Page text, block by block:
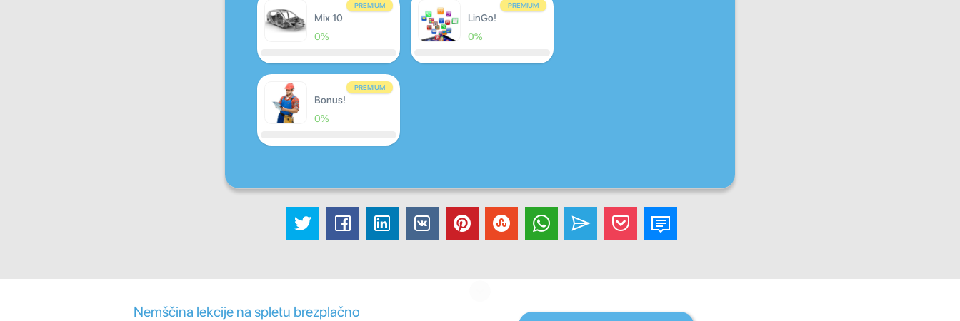
PREMIUM
Mix 10
0%
PREMIUM
LinGo!
0%
PREMIUM
Bonus!
0%
Nemščina lekcije na spletu brezplačno